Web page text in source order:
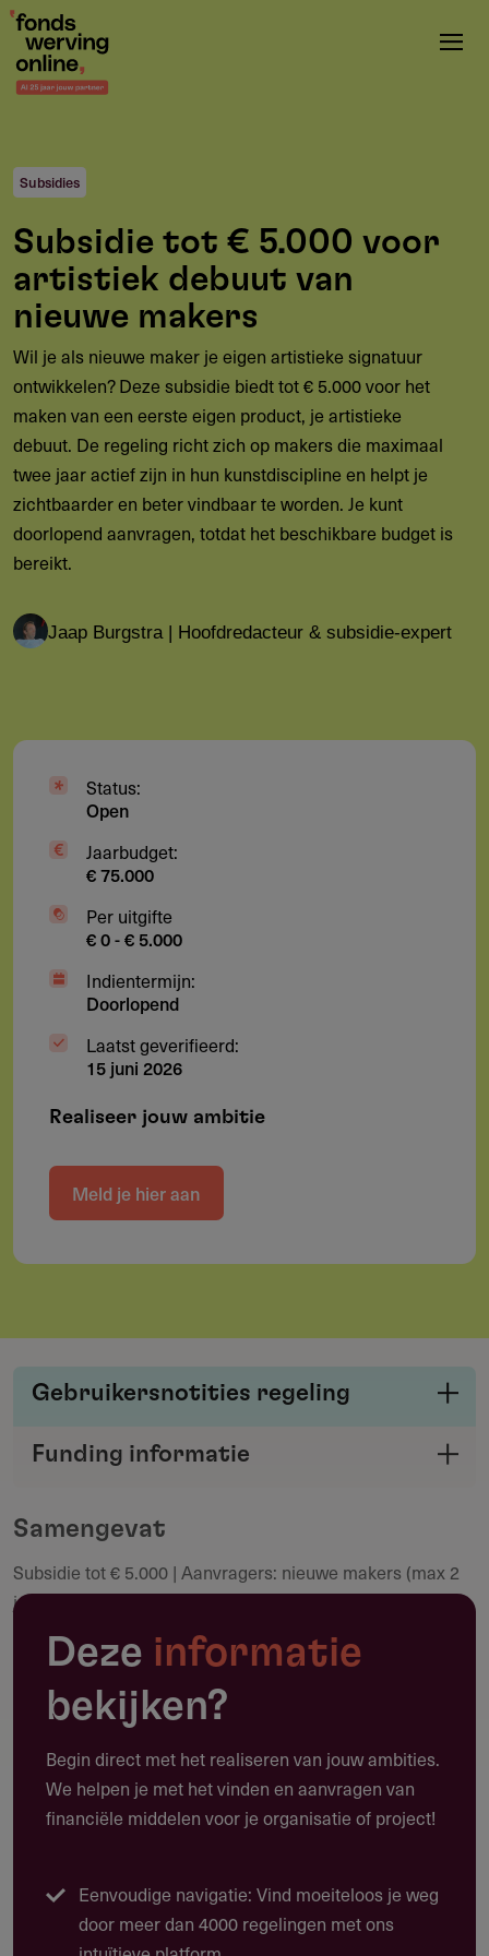
Overslaan
naar
de
gaan
Subsidies
Subsidie tot € 5.000 voor
artistiek debuut van
nieuwe makers
Wil je als nieuwe maker je eigen artistieke signatuur
ontwikkelen? Deze subsidie biedt tot € 5.000 voor het
maken van een eerste eigen product, je artistieke
debuut. De regeling richt zich op makers die maximaal
twee jaar actief zijn in hun kunstdiscipline en helpt je
zichtbaarder en beter vindbaar te worden. Je kunt
doorlopend aanvragen, totdat het beschikbare budget is
bereikt.
Jaap Burgstra | Hoofdredacteur & subsidie-expert
Status:
Open
Jaarbudget:
€ 75.000
Per uitgifte
€ 0 - € 5.000
Indientermijn:
Doorlopend
Laatst geverifieerd:
15 juni 2026
Realiseer jouw ambitie
Meld je hier aan
Samengevat
Subsidie tot € 5.000 | Aanvragers: nieuwe makers (max 2
jaar actief) | Doorlopend tot budget bereikt | Max 80% van
de kosten
Toepassing
Waarvoor kun je deze subsidie gebruiken?
Deze subsidie biedt tot € 5.000 voor het ontwikkelen en
die eigendom wordt en blijft van de maker, en eventueel
onder eigen label wordt geproduceerd.
Gebruikersnotities regeling
verstrekker met de Fondswervingonline
Maak een notitie
Funding informatie
Deze informatie
bekijken?
Begin direct met het realiseren van jouw ambities.
We helpen je met het vinden en aanvragen van
financiële middelen voor je organisatie of project!
Eenvoudige navigatie: Vind moeiteloos je weg
door meer dan 4000 regelingen met ons